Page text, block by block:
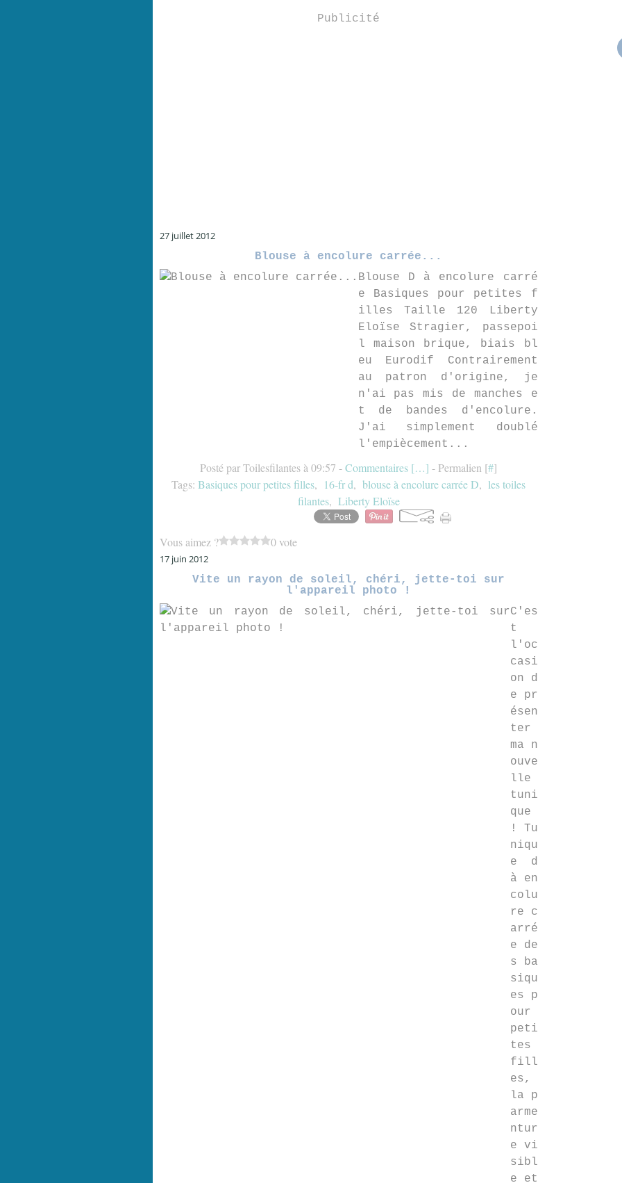
Publicité
27 juillet 2012
Blouse à encolure carrée...
Blouse D à encolure carré
e Basiques pour petites f
illes Taille 120 Liberty
Eloïse Stragier, passepoi
l maison brique, biais bl
eu Eurodif Contrairement
au patron d'origine, je
n'ai pas mis de manches e
t de bandes d'encolure.
J'ai simplement doublé
l'empiècement...
Posté par Toilesfilantes à 09:57 -Commentaires […] - Permalien [#]
Tags: Basiques pour petites filles, 16-fr d, blouse à encolure carrée D, les toiles
filantes, Liberty Eloïse
Vous aimez ? 0 vote
17 juin 2012
Vite un rayon de soleil, chéri, jette-toi sur
l'appareil photo !
C'es
t
l'oc
casi
on d
e pr
ésen
ter
ma n
ouve
lle
tuni
que
! Tu
niqu
e d
à en
colu
re c
arré
e de
s ba
siqu
es p
our
peti
tes
fill
es,
la p
arme
ntur
e vi
sibl
e et